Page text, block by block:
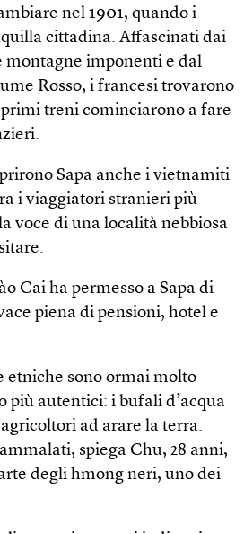
nel 1901, quando i
cittadina. Affascinati dai
imponenti e dal
Rosso, i francesi trovarono
treni cominciarono a fare
Sapa anche i vietnamiti
i viaggiatori stranieri più
voce di una località nebbiosa
Cai ha permesso a Sapa di
piena di pensioni, hotel e
etniche sono ormai molto
più autentici: i bufali d’acqua
ad arare la terra.
spiega Chu, 28 anni,
degli hmong neri, uno dei